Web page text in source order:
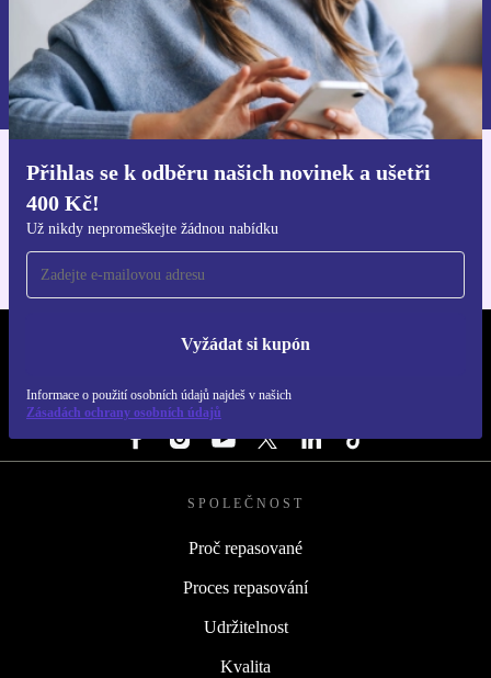
Přihlas se k odběru našich novinek a ušetři
400 Kč!
Už nikdy nepromeškejte žádnou nabídku
Vyžádat si kupón
Informace o použití osobních údajů najdeš v našich
Zásadách ochrany osobních údajů
Chci voucher
Informace o použití osobních údajů najdeš v našich
Zásadách ochrany osobních údajů.
Stáhni si aplikaci refurbed
REFURBED ČESKO - RETHINK NEW.
SLEDUJ NÁS
SPOLEČNOST
Proč repasované
Proces repasování
Udržitelnost
Kvalita